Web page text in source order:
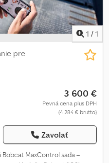
1 / 1
pre
3 600 €
Pevná cena plus DPH
(4 284 € brutto)
Zavolať
Bobcat MaxControl sada –